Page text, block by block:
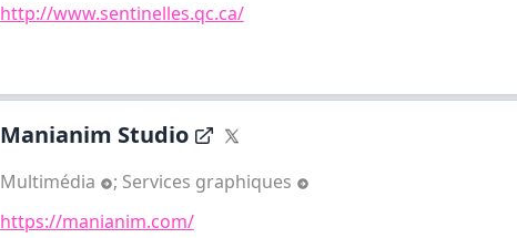
http://www.sentinelles.qc.ca/
Manianim Studio
Multimédia ; Services graphiques
https://manianim.com/